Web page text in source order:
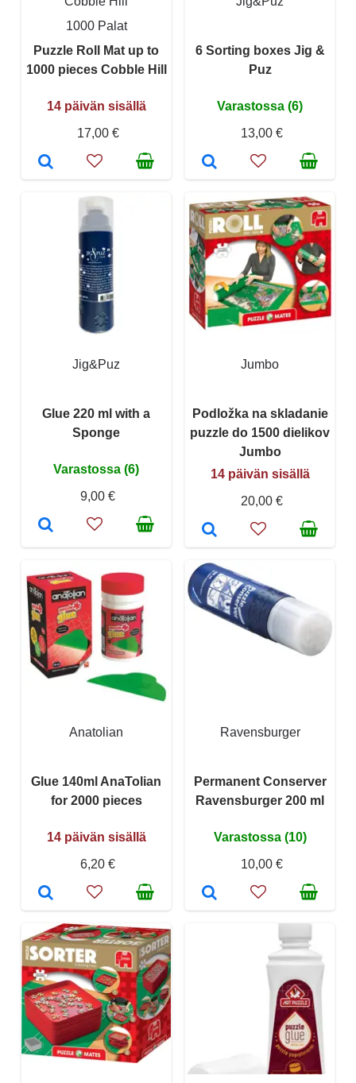
1000 Palat
Puzzle Roll Mat up to
1000 pieces Cobble Hill
14 päivän sisällä
17,00 €
6 Sorting boxes Jig &
Puz
Varastossa (6)
13,00 €
Jig&Puz
Glue 220 ml with a
Sponge
Varastossa (6)
9,00 €
Jumbo
Podložka na skladanie
puzzle do 1500 dielikov
Jumbo
14 päivän sisällä
20,00 €
Anatolian
Glue 140ml AnaTolian
for 2000 pieces
14 päivän sisällä
6,20 €
Ravensburger
Permanent Conserver
Ravensburger 200 ml
Varastossa (10)
10,00 €